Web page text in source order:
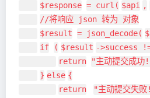
$response = curl( $api ,
//将响应 json 转为 对象
$result = json_decode(
if
( $result ->success
return
"主动提交成功
} else {
return
"主动提交失